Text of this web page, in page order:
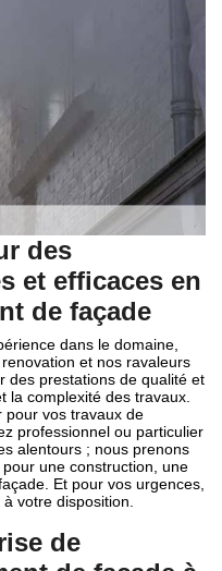
des
et efficaces en
de façade
dans le domaine,
et nos ravaleurs
des prestations de qualité et
la complexité des travaux.
pour vos travaux de
professionnel ou particulier
alentours ; nous prenons
une construction, une
Et pour vos urgences,
votre disposition.
de